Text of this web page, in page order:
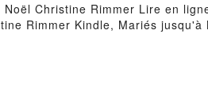
Christine Rimmer Lire en
Rimmer Kindle, Mariés jusqu'à